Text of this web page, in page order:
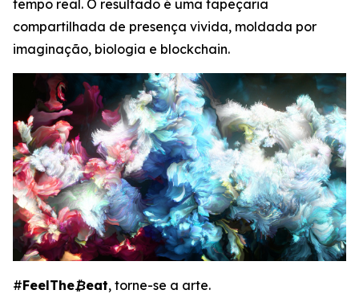
tempo real. O resultado é uma tapeçaria
compartilhada de presença vivida, moldada por
imaginação, biologia e blockchain.
#FeelThe₿eat, torne-se a arte.